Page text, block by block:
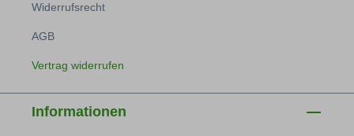
Widerrufsrecht
AGB
Vertrag widerrufen
Informationen